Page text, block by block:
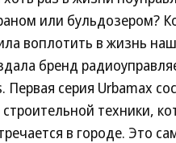
или бульдозером?
воплотить в жизнь
бренд
Первая серия Urbamax
техники,
в городе. Это